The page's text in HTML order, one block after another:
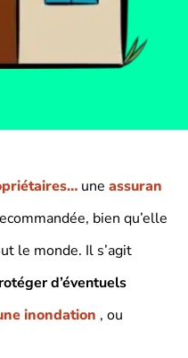
uneassuran
bien qu’elle
le monde. Il s’agit
d’éventuels
inondation , ou